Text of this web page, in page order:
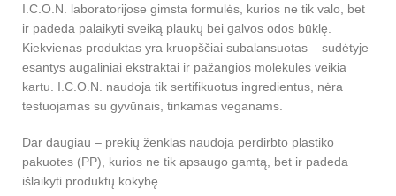
I.C.O.N. laboratorijose gimsta formulės, kurios ne tik valo, bet
ir padeda palaikyti sveiką plaukų bei galvos odos būklę.
Kiekvienas produktas yra kruopščiai subalansuotas – sudėtyje
esantys augaliniai ekstraktai ir pažangios molekulės veikia
kartu. I.C.O.N. naudoja tik sertifikuotus ingredientus, nėra
testuojamas su gyvūnais, tinkamas veganams.
Dar daugiau – prekių ženklas naudoja perdirbto plastiko
pakuotes (PP), kurios ne tik apsaugo gamtą, bet ir padeda
išlaikyti produktų kokybę.